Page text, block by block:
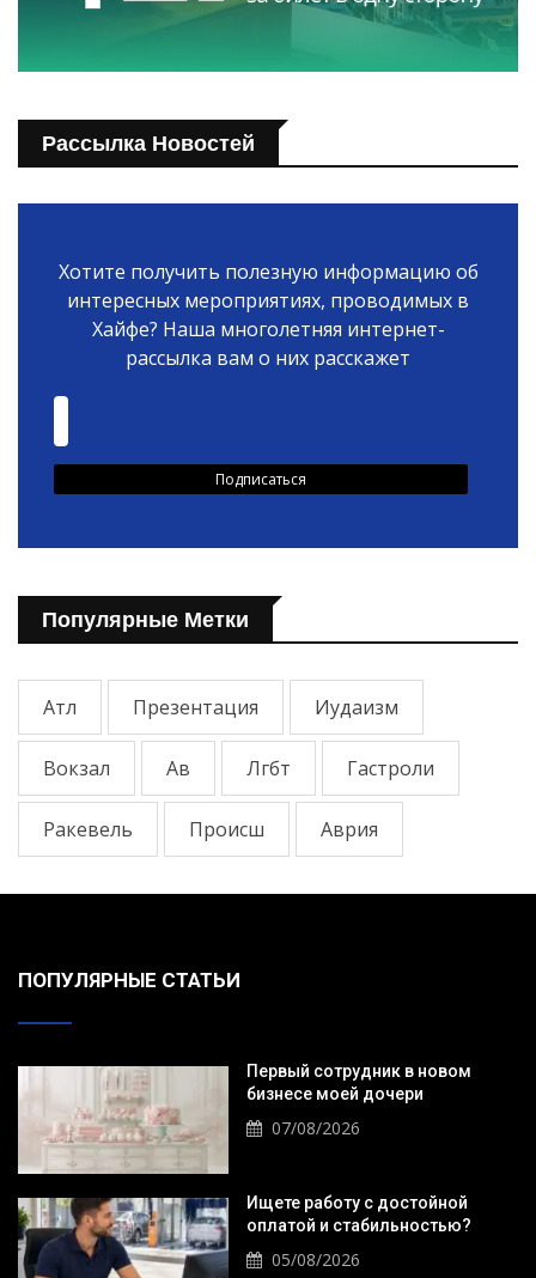
Рассылка Новостей
Хотите получить полезную информацию об
интересных мероприятиях, проводимых в
Хайфе? Наша многолетняя интернет-
рассылка вам о них расскажет
Популярные Метки
Атл Презентация Иудаизм
Вокзал Ав Лгбт Гастроли
Ракевель Происш Аврия
ПОПУЛЯРНЫЕ СТАТЬИ
Первый сотрудник в новом
бизнесе моей дочери
07/08/2026
Ищете работу с достойной
оплатой и стабильностью?
05/08/2026